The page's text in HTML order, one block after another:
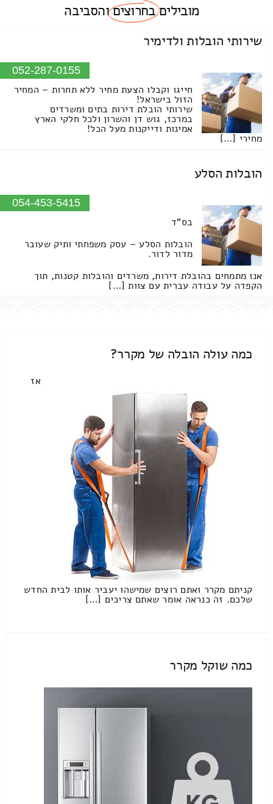
מוביליםבחרוציםוהסביבה
שירותי הובלות ולדימיר
052-287-0155
חייגו וקבלו הצעת מחיר ללא תחרות – המחיר
הזול בישראל!
שירותי הובלת דירות בתים ומשרדים
במרכז, גוש דן והשרון ולכל חלקי הארץ
אמינות ודייקנות מעל הכל!
מחירי […]
הובלות הסלע
054-453-5415
בס"ד
הובלות הסלע – עסק משפחתי ותיק שעובר
מדור לדור.
אנו מתמחים בהובלת דירות, משרדים והובלות קטנות, תוך
הקפדה על עבודה עברית עם צוות […]
כמה עולה הובלה של מקרר?
אז
קניתם מקרר ואתם רוצים שמישהו יעביר אותו לבית החדש
שלכם. זה כנראה אומר שאתם צריכים […]
כמה שוקל מקרר